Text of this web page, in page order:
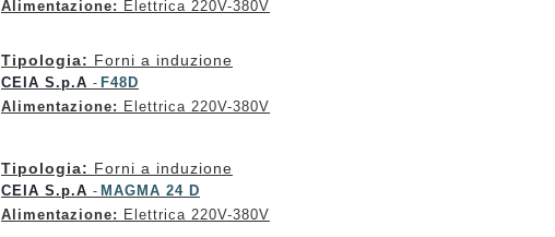
Alimentazione: Elettrica 220V-380V
Tipologia: Forni a induzione
CEIA S.p.A - F48D
Alimentazione: Elettrica 220V-380V
Tipologia: Forni a induzione
CEIA S.p.A - MAGMA 24 D
Alimentazione: Elettrica 220V-380V